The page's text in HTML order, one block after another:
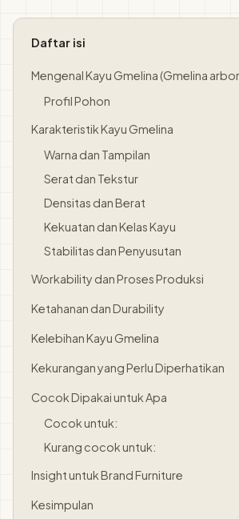
Daftar isi
Mengenal Kayu Gmelina (Gmelina
Profil Pohon
Karakteristik Kayu Gmelina
Warna dan Tampilan
Serat dan Tekstur
Densitas dan Berat
Kekuatan dan Kelas Kayu
Stabilitas dan Penyusutan
Workability dan Proses Produksi
Ketahanan dan Durability
Kelebihan Kayu Gmelina
Kekurangan yang Perlu Diperhatikan
Cocok Dipakai untuk Apa
Cocok untuk:
Kurang cocok untuk:
Insight untuk Brand Furniture
Kesimpulan